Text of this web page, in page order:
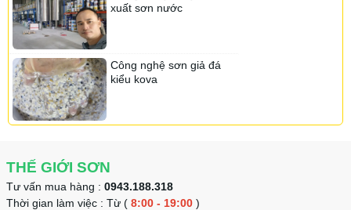
Sơn Suposhield Sơn Dura
Sơn Roofing Sơn Ialech Sơn Nanosilk
Sơn Ase Sơn Rosaki
Sơn Linviss
Sơn Kojada
Sơn ialech
Sơn Onpex
Sơn Chemtec
Sơn Vippotex
xuất sơn nước
Công nghệ sơn giả đá
kiểu kova
THẾ GIỚI SƠN
Tư vấn mua hàng : 0943.188.318
Thời gian làm việc : Từ ( 8:00 - 19:00 )